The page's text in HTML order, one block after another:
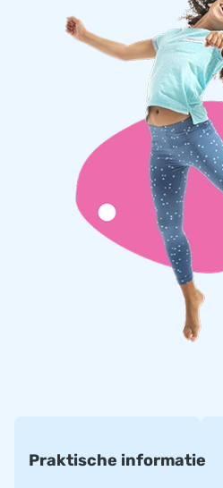
De inflatable wordt geleverd
verankeringsmateriaal,
handleiding. Alles compleet voor
Kwaliteit en Garantie
JB kussens zijn op meerdere
meervoudig gestikt en zijn
PVC. Ze zijn daardoor duurzaam
houden. Het midi brandweer
JB geleverd met 5 jaar garantie.
product jarenlang optimaal
Koop dit unieke midi
jouw klanten de dag van hun leven!
Meer dan 15.000 klanten
van onze professionele service
ook wel creators of greatness.
Praktische informatie